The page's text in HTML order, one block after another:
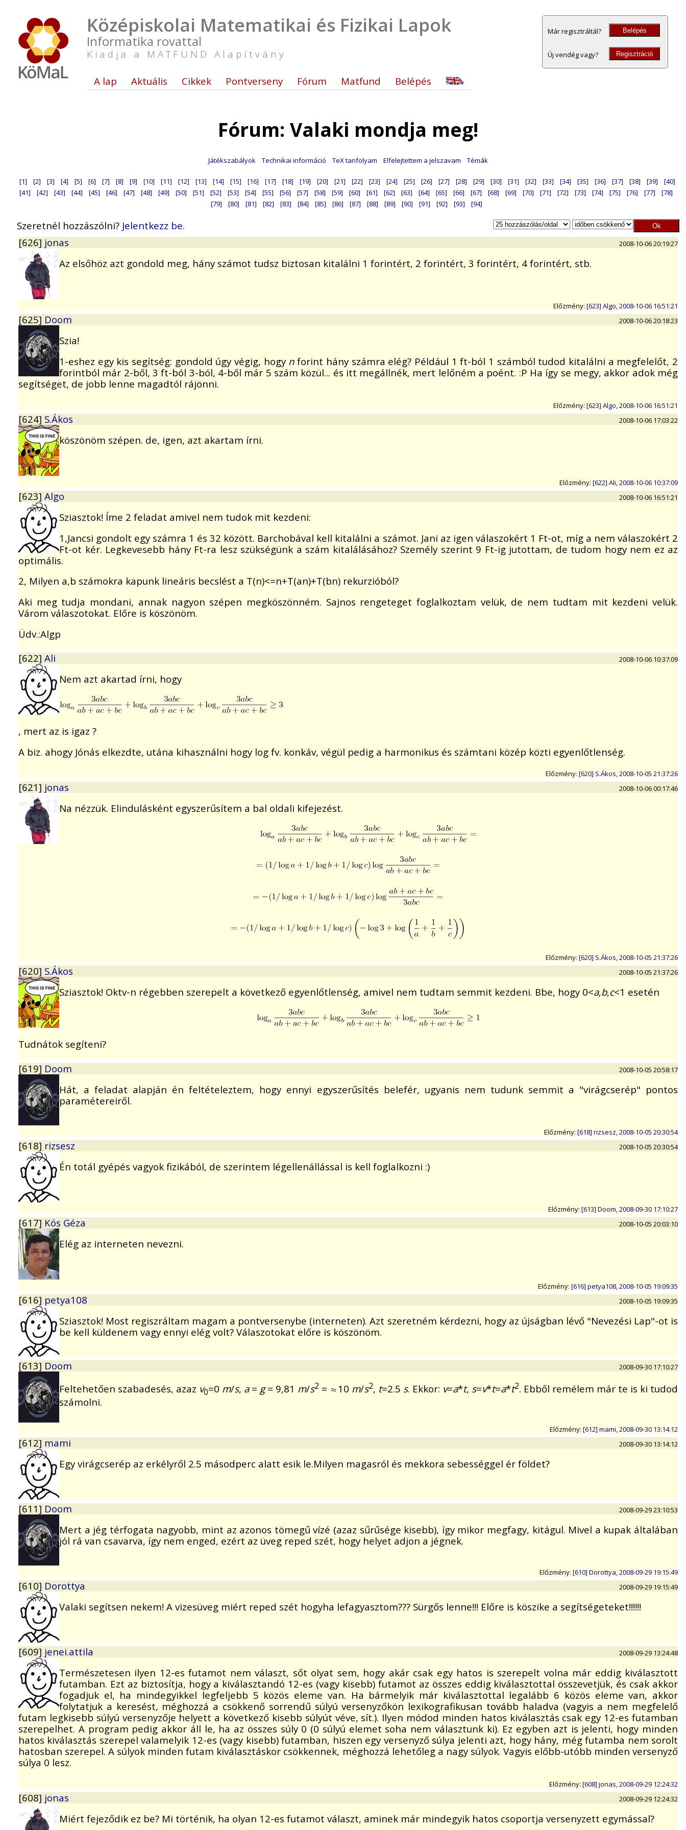
Középiskolai Matematikai és Fizikai Lapok
Informatika rovattal
Kiadja a MATFUND Alapítvány
Már regisztráltál? Belépés
Új vendég vagy? Regisztráció
A lap Aktuális Cikkek Pontverseny Fórum Matfund Belépés
Fórum: Valaki mondja meg!
Játékszabályok Technikai információ TeX tanfolyam Elfelejtettem a jelszavam Témák
[1] [2] [3] [4] [5] [6] [7] [8] [9] [10] [11] [12] [13] [14] [15] [16] [17] [18] [19] [20] [21] [22] [23] [24] [25] [26] [27] [28] [29] [30] [31] [32] [33] [34] [35] [36] [37] [38] [39]
[40]
[41]
[42] [43] [44] [45] [46] [47] [48] [49] [50] [51] [52] [53] [54] [55] [56] [57] [58] [59] [60] [61] [62] [63] [64] [65] [66] [67] [68] [69] [70] [71] [72] [73] [74] [75] [76] [77]
[78]
[79]
[80] [81] [82] [83] [84] [85] [86] [87] [88] [89] [90] [91] [92] [93] [94]
Szeretnél hozzászólni? Jelentkezz be.
[626] jonas 2008-10-06 20:19:27
Az elsőhöz azt gondold meg, hány számot tudsz biztosan kitalálni 1 forintért, 2 forintért, 3 forintért, 4 forintért, stb.
Előzmény: [623] Algo, 2008-10-06 16:51:21
[625] Doom 2008-10-06 20:18:23
Szia!
1-eshez egy kis segítség: gondold úgy végig, hogy nforint hány számra elég? Például 1 ft-ból 1 számból tudod kitalálni a megfelelőt, 2
forintból már 2-ből, 3 ft-ból 3-ból, 4-ből már 5 szám közül... és itt megállnék, mert lelőném a poént. :P Ha így se megy, akkor adok még
segítséget, de jobb lenne magadtól rájönni.
Előzmény: [623] Algo, 2008-10-06 16:51:21
[624] S.Ákos 2008-10-06 17:03:22
köszönöm szépen. de, igen, azt akartam írni.
Előzmény: [622] Ali, 2008-10-06 10:37:09
[623] Algo 2008-10-06 16:51:21
Sziasztok! Íme 2 feladat amivel nem tudok mit kezdeni:
1,Jancsi gondolt egy számra 1 és 32 között. Barchobával kell kitalálni a számot. Jani az igen válaszokért 1 Ft-ot, míg a nem válaszokért 2
Ft-ot kér. Legkevesebb hány Ft-ra lesz szükségünk a szám kitalálásához? Személy szerint 9 Ft-ig jutottam, de tudom hogy nem ez az
optimális.
2, Milyen a,b számokra kapunk lineáris becslést a T(n)<=n+T(an)+T(bn) rekurzióból?
Aki meg tudja mondani, annak nagyon szépen megköszönném. Sajnos rengeteget foglalkoztam velük, de nem tudtam mit kezdeni velük.
Várom válaszotokat. Előre is köszönöm.
Üdv.:Algp
[622] Ali 2008-10-06 10:37:09
Nem azt akartad írni, hogy
, mert az is igaz ?
A biz. ahogy Jónás elkezdte, utána kihasználni hogy log fv. konkáv, végül pedig a harmonikus és számtani közép közti egyenlőtlenség.
Előzmény: [620] S.Ákos, 2008-10-05 21:37:26
[621] jonas 2008-10-06 00:17:46
Na nézzük. Elindulásként egyszerűsítem a bal oldali kifejezést.
Előzmény: [620] S.Ákos, 2008-10-05 21:37:26
[620] S.Ákos 2008-10-05 21:37:26
Sziasztok! Oktv-n régebben szerepelt a következő egyenlőtlenség, amivel nem tudtam semmit kezdeni. Bbe, hogy 0<a,b,c<1 esetén
Tudnátok segíteni?
[619] Doom 2008-10-05 20:58:17
Hát, a feladat alapján én feltételeztem, hogy ennyi egyszerűsítés belefér, ugyanis nem tudunk semmit a "virágcserép" pontos
paramétereiről.
Előzmény: [618] rizsesz, 2008-10-05 20:30:54
[618] rizsesz 2008-10-05 20:30:54
Én totál gyépés vagyok fizikából, de szerintem légellenállással is kell foglalkozni :)
Előzmény: [613] Doom, 2008-09-30 17:10:27
[617] Kós Géza 2008-10-05 20:03:10
Elég az interneten nevezni.
Előzmény: [616] petya108, 2008-10-05 19:09:35
[616] petya108 2008-10-05 19:09:35
Sziasztok! Most regiszráltam magam a pontversenybe (interneten). Azt szeretném kérdezni, hogy az újságban lévő "Nevezési Lap"-ot is
be kell küldenem vagy ennyi elég volt? Válaszotokat előre is köszönöm.
[613] Doom 2008-09-30 17:10:27
Feltehetően szabadesés, azaz v0=0 m/s, a= g= 9,81 m/s2 = 10 m/s2, t=2.5 s. Ekkor: v=a*t, s=v*t=a*t2. Ebből remélem már te is ki tudod
számolni.
Előzmény: [612] mami, 2008-09-30 13:14:12
[612] mami 2008-09-30 13:14:12
Egy virágcserép az erkélyről 2.5 másodperc alatt esik le.Milyen magasról és mekkora sebességgel ér földet?
[611] Doom 2008-09-29 23:10:53
Mert a jég térfogata nagyobb, mint az azonos tömegű vízé (azaz sűrűsége kisebb), így mikor megfagy, kitágul. Mivel a kupak általában
jól rá van csavarva, így nem enged, ezért az üveg reped szét, hogy helyet adjon a jégnek.
Előzmény: [610] Dorottya, 2008-09-29 19:15:49
[610] Dorottya 2008-09-29 19:15:49
Valaki segítsen nekem! A vizesüveg miért reped szét hogyha lefagyasztom??? Sürgős lenne!!! Előre is köszike a segítségeteket!!!!!!
[609] jenei.attila 2008-09-29 13:24:48
Természetesen ilyen 12-es futamot nem választ, sőt olyat sem, hogy akár csak egy hatos is szerepelt volna már eddig kiválasztott
futamban. Ezt az biztosítja, hogy a kiválasztandó 12-es (vagy kisebb) futamot az összes eddig kiválasztottal összevetjük, és csak akkor
fogadjuk el, ha mindegyikkel legfeljebb 5 közös eleme van. Ha bármelyik már kiválasztottal legalább 6 közös eleme van, akkor
folytatjuk a keresést, méghozzá a csökkenő sorrendű súlyú versenyzőkön lexikografikusan tovább haladva (vagyis a nem megfelelő
futam legkisebb súlyú versenyzője helyett a következő kisebb súlyút véve, sít.). Ilyen módod minden hatos kiválasztás csak egy 12-es futamban
szerepelhet. A program pedig akkor áll le, ha az összes súly 0 (0 súlyú elemet soha nem választunk ki). Ez egyben azt is jelenti, hogy minden
hatos kiválasztás szerepel valamelyik 12-es (vagy kisebb) futamban, hiszen egy versenyző súlya jelenti azt, hogy hány, még futamba nem sorolt
hatosban szerepel. A súlyok minden futam kiválasztáskor csökkennek, méghozzá lehetőleg a nagy súlyok. Vagyis előbb-utóbb minden versenyző
súlya 0 lesz.
Előzmény: [608] jonas, 2008-09-29 12:24:32
[608] jonas 2008-09-29 12:24:32
Miért fejeződik ez be? Mi történik, ha olyan 12-es futamot választ, aminek már mindegyik hatos csoportja versenyzett egymással?